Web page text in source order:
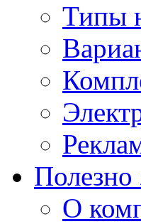
Типы
Полезно
О